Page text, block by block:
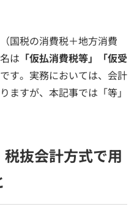
国税の消費税＋地方消費
は 「仮払消費税等」「仮受
す。実務においては、会計
ますが、本記事では「等」
抜会計方式で用